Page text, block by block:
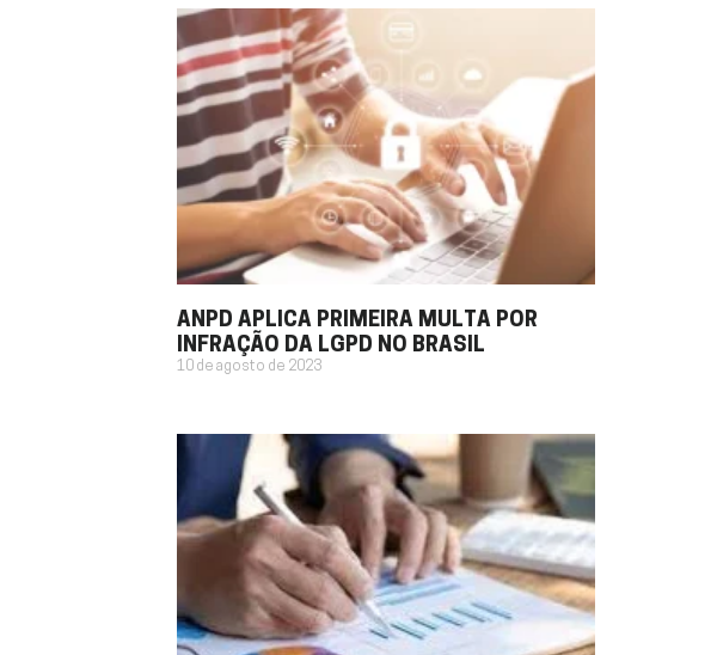
ANPD APLICA PRIMEIRA MULTA POR
INFRAÇÃO DA LGPD NO BRASIL
10 de agosto de 2023